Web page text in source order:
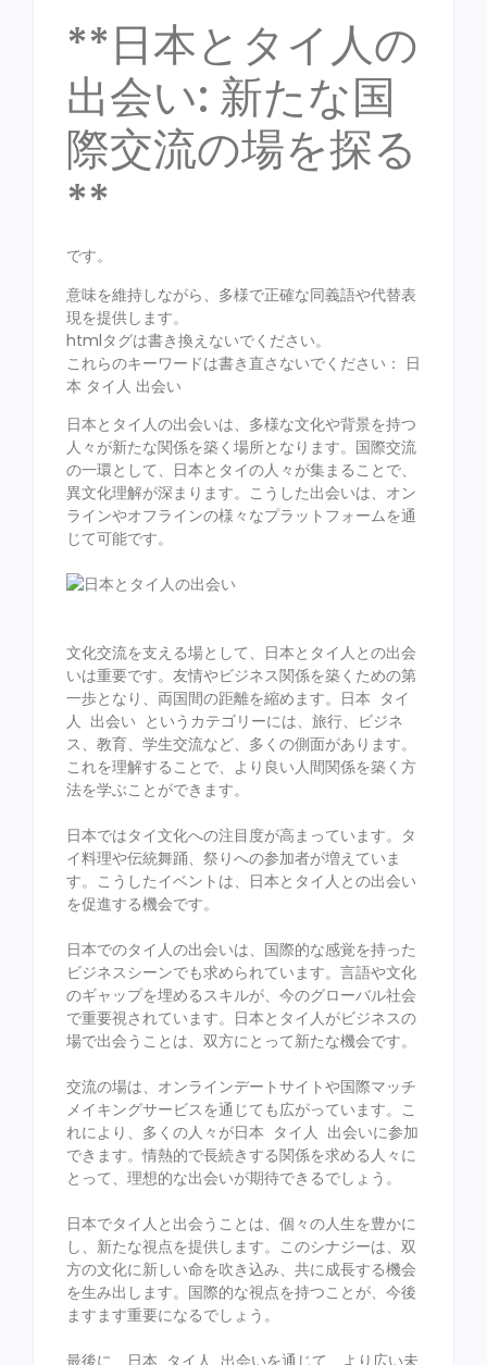
**日本とタイ人の
出会い: 新たな国
際交流の場を探る
**
です。
意味を維持しながら、多様で正確な同義語や代替表
現を提供します。
htmlタグは書き換えないでください。
これらのキーワードは書き直さないでください： 日
本 タイ人 出会い
日本とタイ人の出会いは、多様な文化や背景を持つ
人々が新たな関係を築く場所となります。国際交流
の一環として、日本とタイの人々が集まることで、
異文化理解が深まります。こうした出会いは、オン
ラインやオフラインの様々なプラットフォームを通
じて可能です。
文化交流を支える場として、日本とタイ人との出会
いは重要です。友情やビジネス関係を築くための第
一歩となり、両国間の距離を縮めます。日本 タイ
人 出会い というカテゴリーには、旅行、ビジネ
ス、教育、学生交流など、多くの側面があります。
これを理解することで、より良い人間関係を築く方
法を学ぶことができます。
日本ではタイ文化への注目度が高まっています。タ
イ料理や伝統舞踊、祭りへの参加者が増えていま
す。こうしたイベントは、日本とタイ人との出会い
を促進する機会です。
日本でのタイ人の出会いは、国際的な感覚を持った
ビジネスシーンでも求められています。言語や文化
のギャップを埋めるスキルが、今のグローバル社会
で重要視されています。日本とタイ人がビジネスの
場で出会うことは、双方にとって新たな機会です。
交流の場は、オンラインデートサイトや国際マッチ
メイキングサービスを通じても広がっています。こ
れにより、多くの人々が日本 タイ人 出会いに参加
できます。情熱的で長続きする関係を求める人々に
とって、理想的な出会いが期待できるでしょう。
日本でタイ人と出会うことは、個々の人生を豊かに
し、新たな視点を提供します。このシナジーは、双
方の文化に新しい命を吹き込み、共に成長する機会
を生み出します。国際的な視点を持つことが、今後
ますます重要になるでしょう。
最後に、日本 タイ人 出会いを通じて、より広い未